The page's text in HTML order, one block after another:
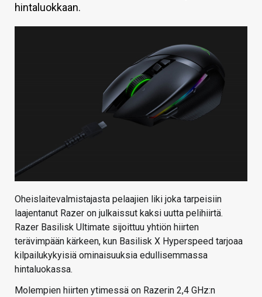
KAUPPA
hintaluokkaan.
Oheislaitevalmistajasta pelaajien liki joka tarpeisiin
laajentanut Razer on julkaissut kaksi uutta pelihiirtä.
Razer Basilisk Ultimate sijoittuu yhtiön hiirten
terävimpään kärkeen, kun Basilisk X Hyperspeed tarjoaa
kilpailukykyisiä ominaisuuksia edullisemmassa
hintaluokassa.
Molempien hiirten ytimessä on Razerin 2,4 GHz:n